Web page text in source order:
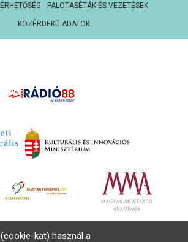
PALOTASÉTÁK ÉS VEZETÉSEK
KÖZÉRDEKŰ ADATOK
kat) használ a